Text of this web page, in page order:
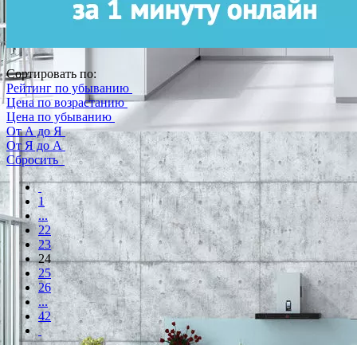
Сортировать по:
Рейтинг по убыванию
Цена по возрастанию
Цена по убыванию
От А до Я
От Я до А
Сбросить
1
...
22
23
24
25
26
...
42